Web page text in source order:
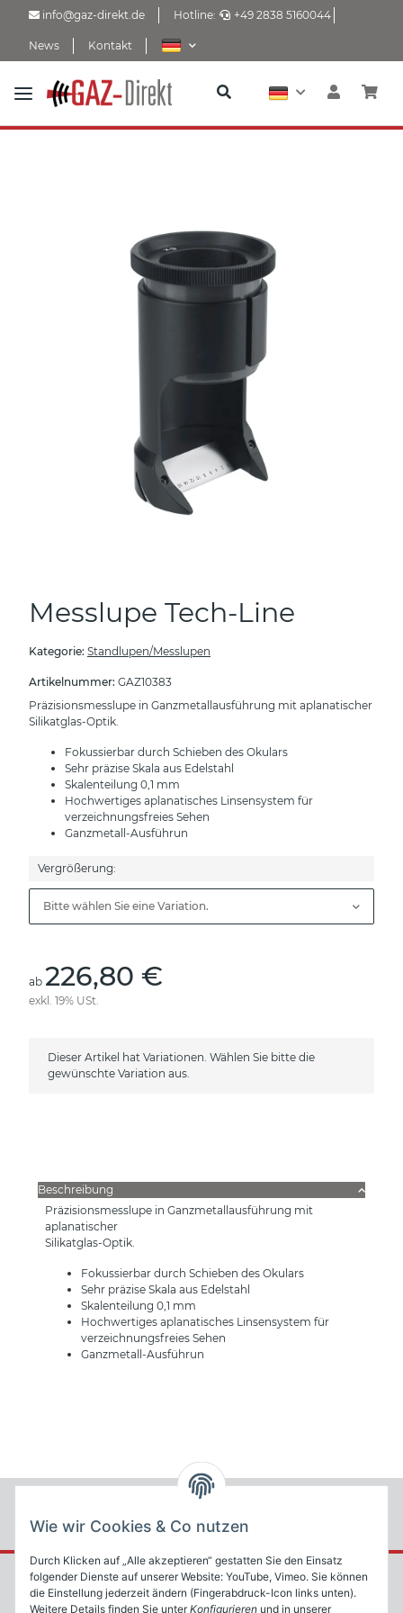
info@gaz-direkt.de Hotline: +49 2838 5160044
News Kontakt
Messlupe Tech-Line
Kategorie: Standlupen/Messlupen
Artikelnummer: GAZ10383
Präzisionsmesslupe in Ganzmetallausführung mit aplanatischer
Silikatglas-Optik.
Fokussierbar durch Schieben des Okulars
Sehr präzise Skala aus Edelstahl
Skalenteilung 0,1 mm
Hochwertiges aplanatisches Linsensystem für
verzeichnungsfreies Sehen
Ganzmetall-Ausführun
Vergrößerung:
Bitte wählen Sie eine Variation.
ab 226,80 €
exkl. 19% USt.
xDieser Artikel hat Variationen. Wählen Sie bitte die
gewünschte Variation aus.
Beschreibung
Präzisionsmesslupe in Ganzmetallausführung mit
aplanatischer
Silikatglas-Optik.
Fokussierbar durch Schieben des Okulars
Sehr präzise Skala aus Edelstahl
Skalenteilung 0,1 mm
Hochwertiges aplanatisches Linsensystem für
verzeichnungsfreies Sehen
Ganzmetall-Ausführun
Wie wir Cookies & Co nutzen
Durch Klicken auf „Alle akzeptieren“ gestatten Sie den Einsatz
folgender Dienste auf unserer Website: YouTube, Vimeo. Sie können
die Einstellung jederzeit ändern (Fingerabdruck-Icon links unten).
Weitere Details finden Sie unterKonfigurieren und in unserer